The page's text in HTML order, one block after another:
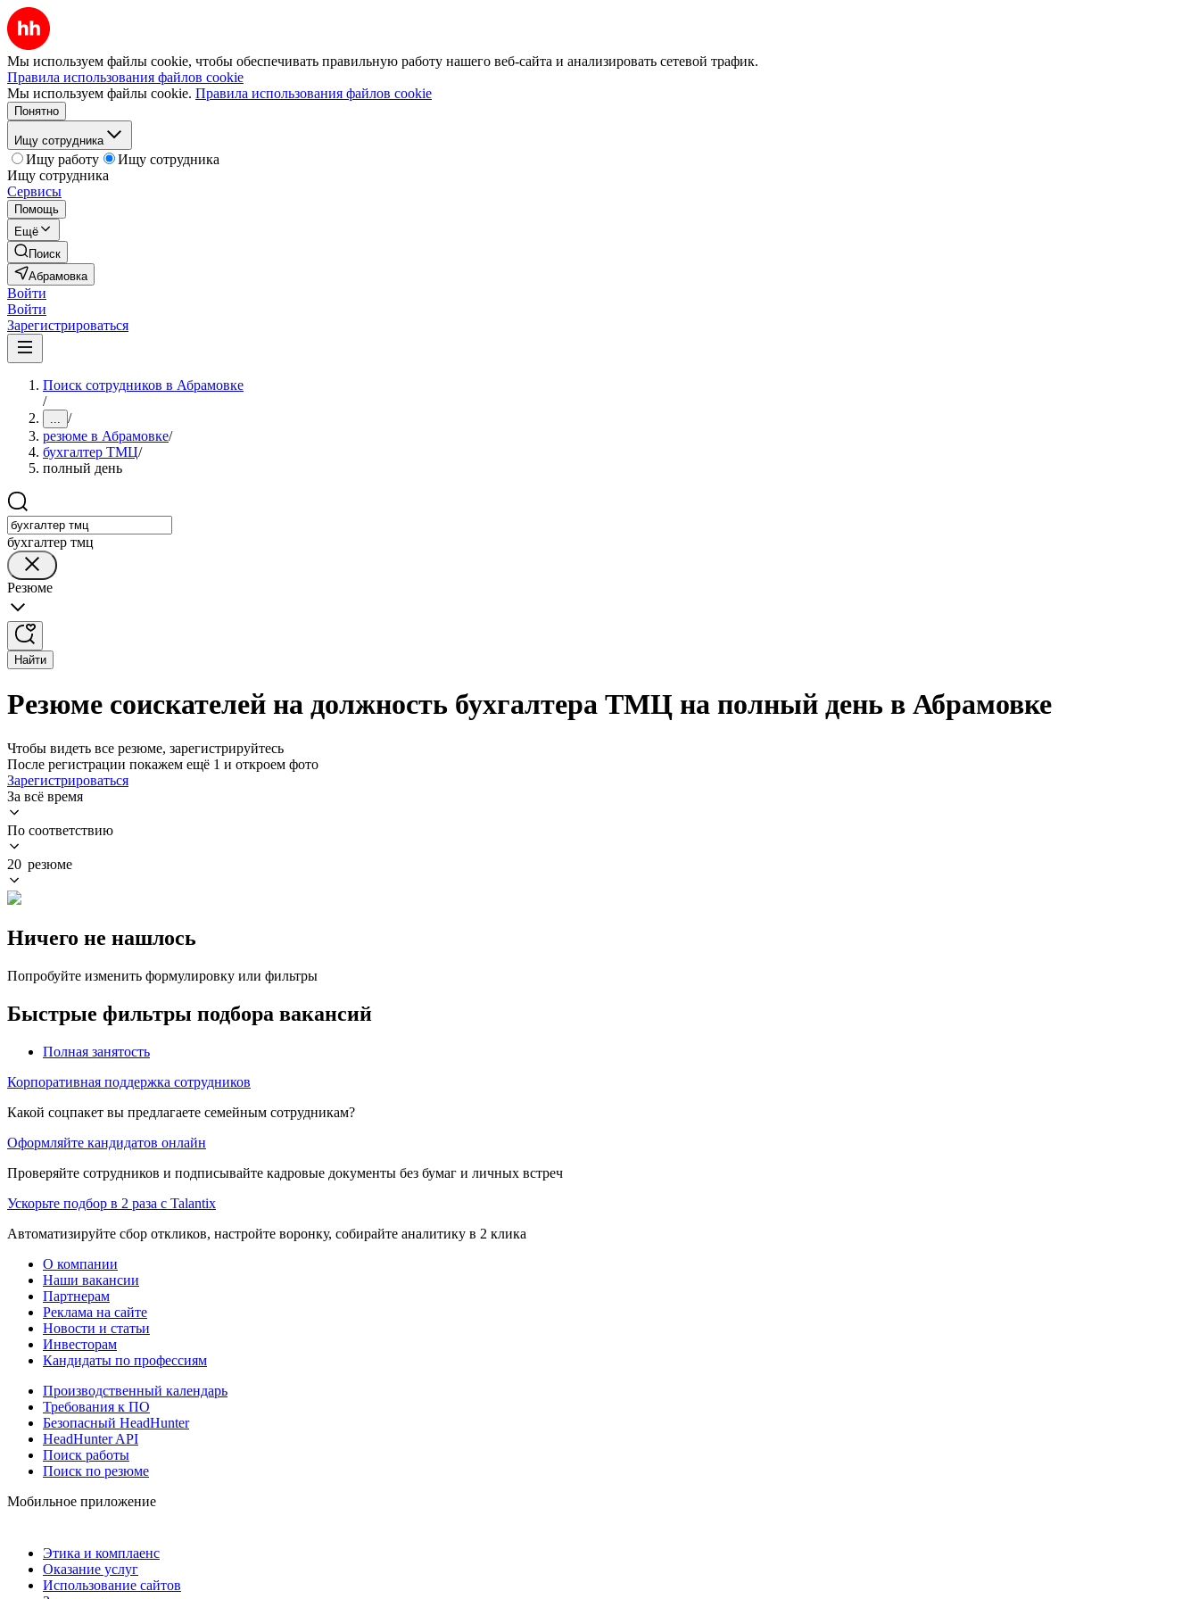
Мы используем файлы cookie, чтобы обеспечивать правильную работу нашего веб-сайта и анализировать сетевой трафик.
Правила использования файлов cookie
Мы используем файлы cookie. Правила использования файлов cookie
Понятно
Ищу сотрудника
Ищу работу
Ищу сотрудника
Ищу сотрудника
Сервисы
Помощь
Ещё
Поиск
Абрамовка
Войти
Войти
Зарегистрироваться
Поиск сотрудников в Абрамовке
/
... /
резюме в Абрамовке/
бухгалтер ТМЦ/
полный день
бухгалтер тмц
Резюме
Найти
Резюме соискателей на должность бухгалтера ТМЦ на полный день в Абрамовке
Чтобы видеть все резюме, зарегистрируйтесь
После регистрации покажем ещё 1 и откроем фото
Зарегистрироваться
За всё время
По соответствию
20 резюме
Ничего не нашлось
Попробуйте изменить формулировку или фильтры
Быстрые фильтры подбора вакансий
Полная занятость
Корпоративная поддержка сотрудников
Какой соцпакет вы предлагаете семейным сотрудникам?
Оформляйте кандидатов онлайн
Проверяйте сотрудников и подписывайте кадровые документы без бумаг и личных встреч
Ускорьте подбор в 2 раза с Talantix
Автоматизируйте сбор откликов, настройте воронку, собирайте аналитику в 2 клика
О компании
Наши вакансии
Партнерам
Реклама на сайте
Новости и статьи
Инвесторам
Кандидаты по профессиям
Производственный календарь
Требования к ПО
Безопасный HeadHunter
HeadHunter API
Поиск работы
Поиск по резюме
Мобильное приложение
Этика и комплаенс
Оказание услуг
Использование сайтов